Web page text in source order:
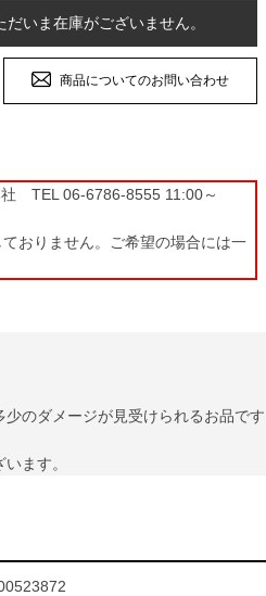
いま在庫がございません。
商品についてのお問い合わせ
TEL 06-6786-8555 11:00～
おりません。ご希望の場合には一
少のダメージが見受けられるお品で
ます。